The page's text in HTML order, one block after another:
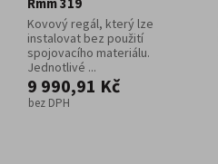
Kovový regál, který lze
instalovat bez použití
spojovacího materiálu.
Jednotlivé ...
9 990,91 Kč
bez DPH